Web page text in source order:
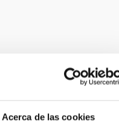
Acerca de las cookies